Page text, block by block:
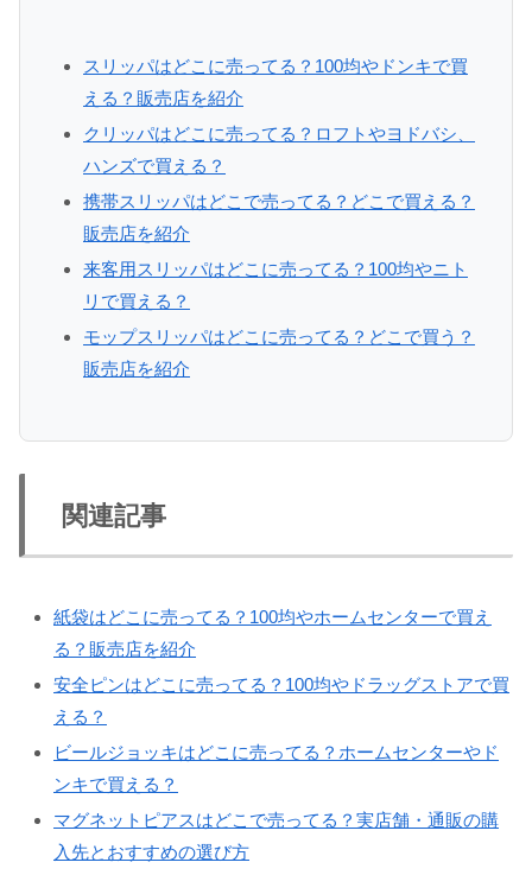
スリッパはどこに売ってる？100均やドンキで買
える？販売店を紹介
クリッパはどこに売ってる？ロフトやヨドバシ、
ハンズで買える？
携帯スリッパはどこで売ってる？どこで買える？
販売店を紹介
来客用スリッパはどこに売ってる？100均やニト
リで買える？
モップスリッパはどこに売ってる？どこで買う？
販売店を紹介
関連記事
紙袋はどこに売ってる？100均やホームセンターで買え
る？販売店を紹介
安全ピンはどこに売ってる？100均やドラッグストアで買
える？
ビールジョッキはどこに売ってる？ホームセンターやド
ンキで買える？
マグネットピアスはどこで売ってる？実店舗・通販の購
入先とおすすめの選び方